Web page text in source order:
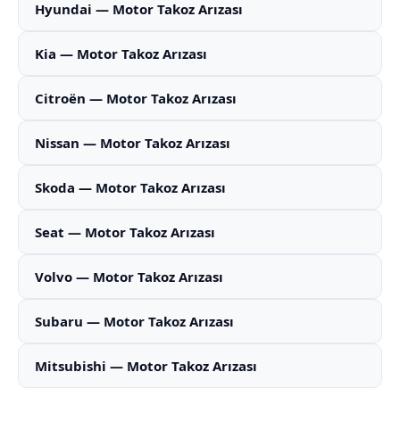
Hyundai — Motor Takoz Arızası
Kia — Motor Takoz Arızası
Citroën — Motor Takoz Arızası
Nissan — Motor Takoz Arızası
Skoda — Motor Takoz Arızası
Seat — Motor Takoz Arızası
Volvo — Motor Takoz Arızası
Subaru — Motor Takoz Arızası
Mitsubishi — Motor Takoz Arızası